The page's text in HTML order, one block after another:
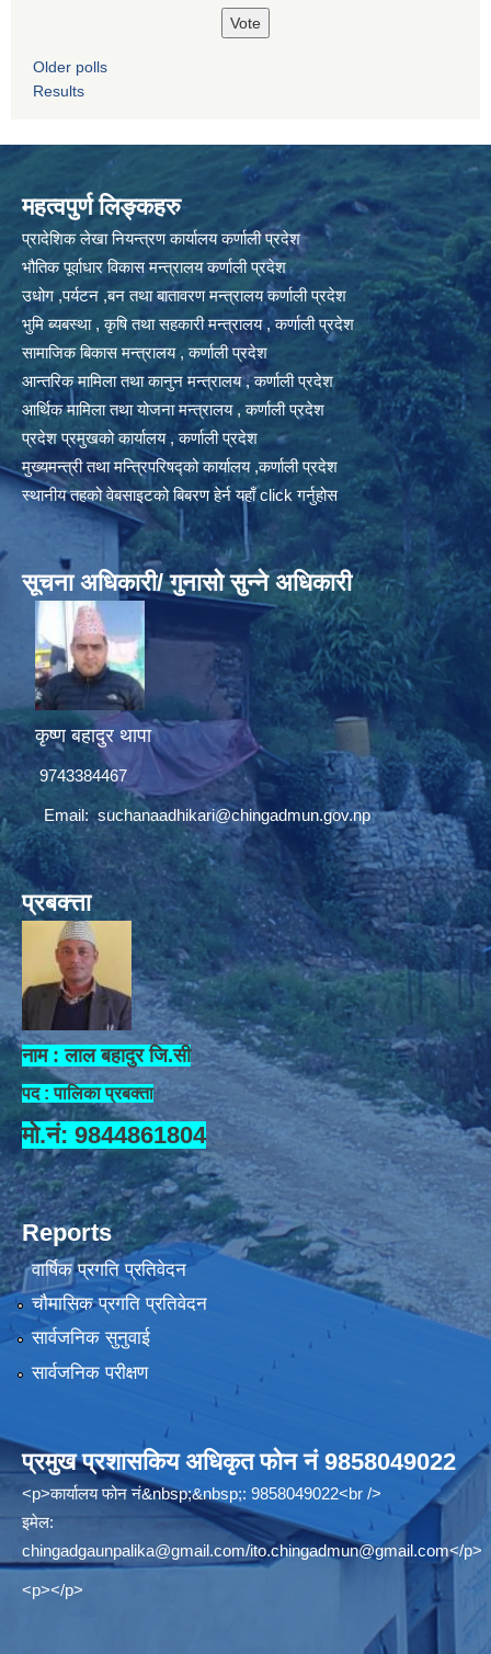
Older polls
Results
महत्वपुर्ण लिङ्कहरु
प्रादेशिक लेखा नियन्त्रण कार्यालय कर्णाली प्रदेश
भौतिक पूर्वाधार विकास मन्त्रालय कर्णाली प्रदेश
उधोग ,पर्यटन ,बन तथा बातावरण मन्त्रालय कर्णाली प्रदेश
भुमि ब्यबस्था , कृषि तथा सहकारी मन्त्रालय , कर्णाली प्रदेश
सामाजिक बिकास मन्त्रालय , कर्णाली प्रदेश
आन्तरिक मामिला तथा कानुन मन्त्रालय , कर्णाली प्रदेश
आर्थिक मामिला तथा योजना मन्त्रालय , कर्णाली प्रदेश
प्रदेश प्रमुखको कार्यालय , कर्णाली प्रदेश
मुख्यमन्त्री तथा मन्त्रिपरिषद्को कार्यालय ,कर्णाली प्रदेश
स्थानीय तहको वेबसाइटको बिबरण हेर्न यहाँ click गर्नुहोस
सूचना अधिकारी/ गुनासो सुन्ने अधिकारी
कृष्ण बहादुर थापा
9743384467
Email:suchanaadhikari@chingadmun.gov.np
प्रबक्त्ता
नाम : लाल बहादुर जि.सी
पद : पालिका प्रबक्ता
मो.नं: 9844861804
Reports
वार्षिक प्रगति प्रतिवेदन
चौमासिक प्रगति प्रतिवेदन
सार्वजनिक सुनुवाई
सार्वजनिक परीक्षण
प्रमुख प्रशासकिय अधिकृत फोन नं 9858049022
<p>कार्यालय फोन नं&nbsp;&nbsp;: 9858049022<br />
इमेल:
chingadgaunpalika@gmail.com/ito.chingadmun@gmail.com</p>
<p></p>